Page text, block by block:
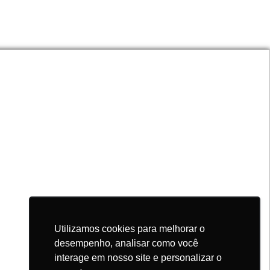
Utilizamos cookies para melhorar o
desempenho, analisar como você
interage em nosso site e personalizar o